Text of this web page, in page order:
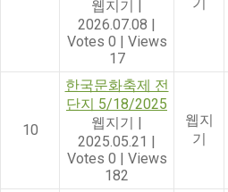
웹지기 |
2026.07.08 |
Votes 0 | Views
17
10
한국문화축제 전
단지 5/18/2025
웹지기 |
2025.05.21 |
Votes 0 | Views
182
웹지
기